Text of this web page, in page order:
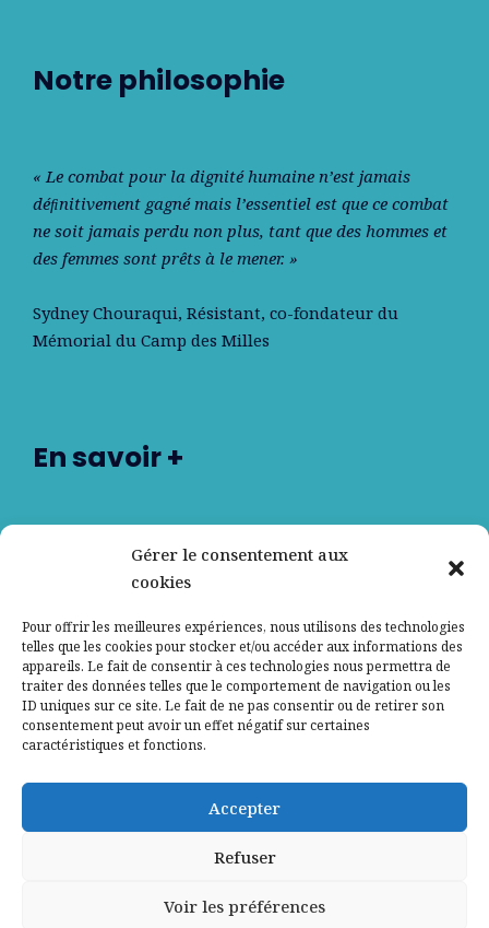
Gérer le consentement aux
cookies
Pour offrir les meilleures expériences, nous utilisons des technologies
telles que les cookies pour stocker et/ou accéder aux informations des
appareils. Le fait de consentir à ces technologies nous permettra de
traiter des données telles que le comportement de navigation ou les
ID uniques sur ce site. Le fait de ne pas consentir ou de retirer son
consentement peut avoir un effet négatif sur certaines
caractéristiques et fonctions.
Accepter
Refuser
Voir les préférences
Notre philosophie
« Le combat pour la dignité humaine n’est jamais
déﬁnitivement gagné mais l’essentiel est que ce combat
ne soit jamais perdu non plus, tant que des hommes et
des femmes sont prêts à le mener. »
Sydney Chouraqui, Résistant, co-fondateur du
Mémorial du Camp des Milles
En savoir +
Nos partenaires
Contactez-nous
Mentions légales